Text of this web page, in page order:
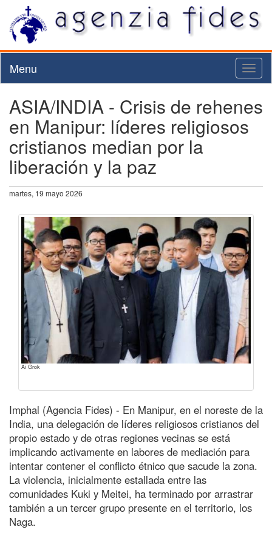
Menu
ASIA/INDIA - Crisis de rehenes
en Manipur: líderes religiosos
cristianos median por la
liberación y la paz
martes, 19 mayo 2026
Ai Grok
Imphal (Agencia Fides) - En Manipur, en el noreste de la
India, una delegación de líderes religiosos cristianos del
propio estado y de otras regiones vecinas se está
implicando activamente en labores de mediación para
intentar contener el conflicto étnico que sacude la zona.
La violencia, inicialmente estallada entre las
comunidades Kuki y Meitei, ha terminado por arrastrar
también a un tercer grupo presente en el territorio, los
Naga.